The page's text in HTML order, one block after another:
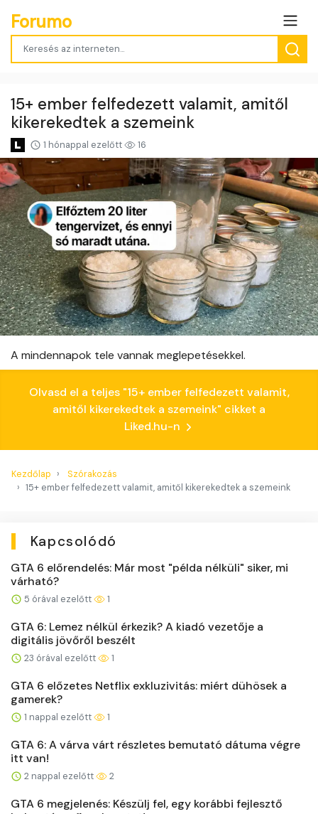
Forumo
15+ ember felfedezett valamit, amitől
kikerekedtek a szemeink
1 hónappal ezelőtt 16
A mindennapok tele vannak meglepetésekkel.
Olvasd el a teljes "15+ ember felfedezett valamit,
amitől kikerekedtek a szemeink" cikket a
Liked.hu-n
Kezdőlap
Szórakozás
15+ ember felfedezett valamit, amitől kikerekedtek a szemeink
Kapcsolódó
GTA 6 előrendelés: Már most "példa nélküli" siker, mi
várható?
5 órával ezelőtt 1
GTA 6: Lemez nélkül érkezik? A kiadó vezetője a
digitális jövőről beszélt
23 órával ezelőtt 1
GTA 6 előzetes Netflix exkluzivitás: miért dühösek a
gamerek?
1 nappal ezelőtt 1
GTA 6: A várva várt részletes bemutató dátuma végre
itt van!
2 nappal ezelőtt 2
GTA 6 megjelenés: Készülj fel, egy korábbi fejlesztő